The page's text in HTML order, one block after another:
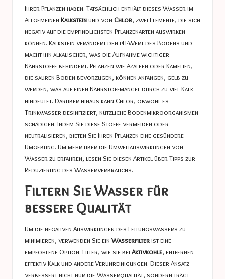
Ihrer Pflanzen haben. Tatsächlich enthält dieses Wasser im
Allgemeinen Kalksteinund von Chlor, zwei Elemente, die sich
negativ auf die empfindlichsten Pflanzenarten auswirken
können. Kalkstein verändert den pH-Wert des Bodens und
macht ihn alkalischer, was die Aufnahme wichtiger
Nährstoffe behindert. Pflanzen wie Azaleen oder Kamelien,
die sauren Boden bevorzugen, können anfangen, gelb zu
werden, was auf einen Nährstoffmangel durch zu viel Kalk
hindeutet. Darüber hinaus kann Chlor, obwohl es
Trinkwasser desinfiziert, nützliche Bodenmikroorganismen
schädigen. Indem Sie diese Stoffe vermeiden oder
neutralisieren, bieten Sie Ihren Pflanzen eine gesündere
Umgebung. Um mehr über die Umweltauswirkungen von
Wasser zu erfahren, lesen Sie diesen Artikel über Tipps zur
Reduzierung des Wasserverbrauchs.
Filtern Sie Wasser für
bessere Qualität
Um die negativen Auswirkungen des Leitungswassers zu
minimieren, verwenden Sie einWasserfilterist eine
empfohlene Option. Filter, wie sie bei Aktivkohle, entfernen
effektiv Kalk und andere Verunreinigungen. Dieser Ansatz
verbessert nicht nur die Wasserqualität, sondern trägt